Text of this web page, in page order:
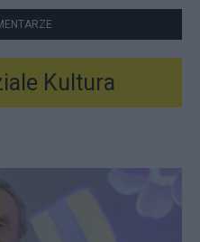
Kultura